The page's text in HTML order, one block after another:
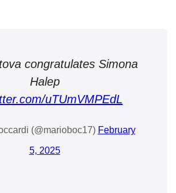
congratulates Simona
Halep
uTUmVMPEdL
(@marioboc17) February
5, 2025